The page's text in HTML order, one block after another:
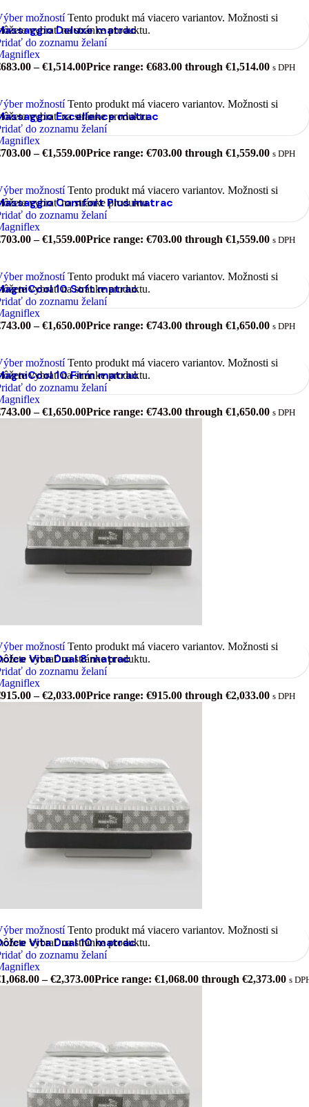
možností Tento produkt má viacero variantov. Možnosti si
vybrať na stránke produktu.
do zoznamu želaní
Deluxe matrac
683.00 – €1,514.00Price range: €683.00 through €1,514.00 s DPH
možností Tento produkt má viacero variantov. Možnosti si
vybrať na stránke produktu.
do zoznamu želaní
Excellence matrac
703.00 – €1,559.00Price range: €703.00 through €1,559.00 s DPH
možností Tento produkt má viacero variantov. Možnosti si
vybrať na stránke produktu.
do zoznamu želaní
Comfort Plus matrac
703.00 – €1,559.00Price range: €703.00 through €1,559.00 s DPH
možností Tento produkt má viacero variantov. Možnosti si
vybrať na stránke produktu.
do zoznamu želaní
10 Soft matrac
743.00 – €1,650.00Price range: €743.00 through €1,650.00 s DPH
možností Tento produkt má viacero variantov. Možnosti si
vybrať na stránke produktu.
do zoznamu želaní
10 Firm matrac
743.00 – €1,650.00Price range: €743.00 through €1,650.00 s DPH
možností Tento produkt má viacero variantov. Možnosti si
vybrať na stránke produktu.
do zoznamu želaní
Vita Dual 8 matrac
915.00 – €2,033.00Price range: €915.00 through €2,033.00 s DPH
možností Tento produkt má viacero variantov. Možnosti si
vybrať na stránke produktu.
do zoznamu želaní
Vita Dual 10 matrac
1,068.00 – €2,373.00Price range: €1,068.00 through €2,373.00 s